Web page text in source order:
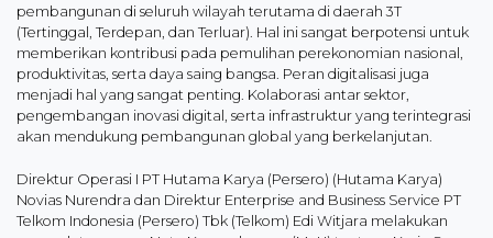
pembangunan di seluruh wilayah terutama di daerah 3T
(Tertinggal, Terdepan, dan Terluar). Hal ini sangat berpotensi untuk
memberikan kontribusi pada pemulihan perekonomian nasional,
produktivitas, serta daya saing bangsa. Peran digitalisasi juga
menjadi hal yang sangat penting. Kolaborasi antar sektor,
pengembangan inovasi digital, serta infrastruktur yang terintegrasi
akan mendukung pembangunan global yang berkelanjutan.
Direktur Operasi I PT Hutama Karya (Persero) (Hutama Karya)
Novias Nurendra dan Direktur Enterprise and Business Service PT
Telkom Indonesia (Persero) Tbk (Telkom) Edi Witjara melakukan